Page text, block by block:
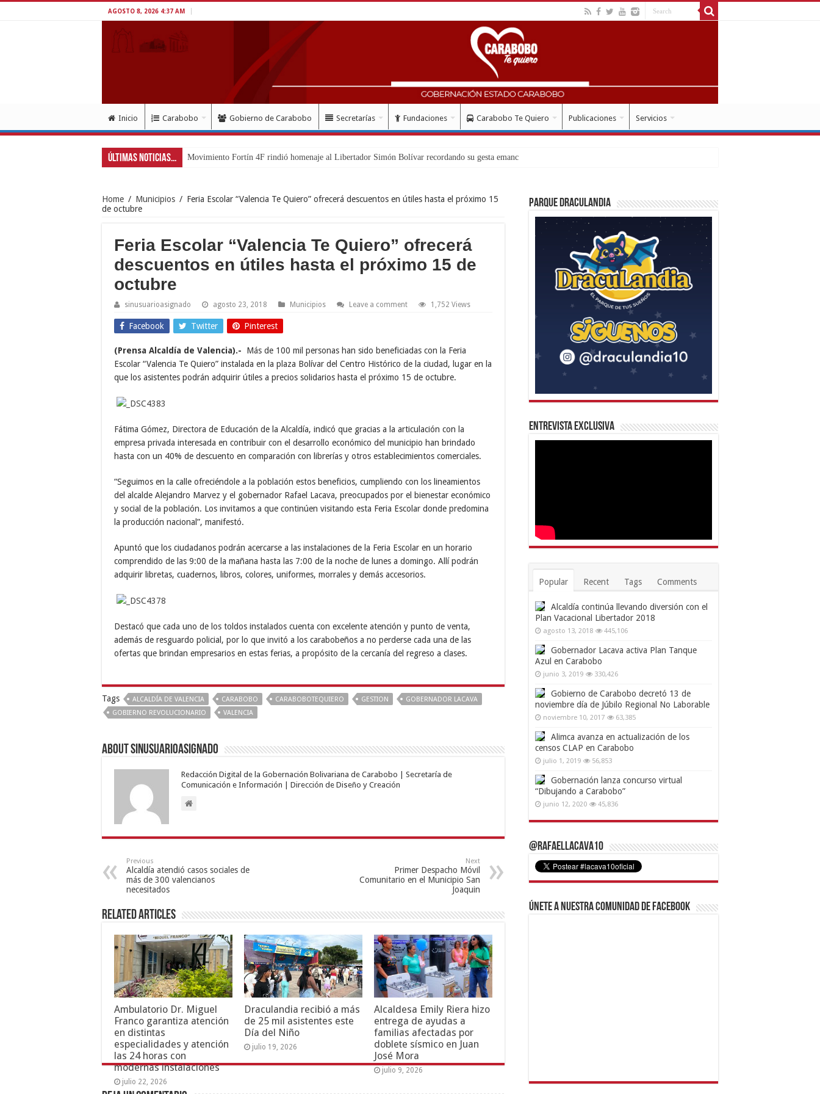
AGOSTO 8, 2026 4:37 AM
Inicio Carabobo Gobierno de Carabobo Secretarías Fundaciones Carabobo Te Quiero Publicaciones Servicios
Últimas Noticias... Exitoso despliegue de salud c
Home / Municipios / Feria Escolar “Valencia Te Quiero” ofrecerá descuentos en útiles hasta el próximo 15
de octubre
Feria Escolar “Valencia Te Quiero” ofrecerá
descuentos en útiles hasta el próximo 15 de
octubre
sinusuarioasignado agosto 23, 2018 Municipios Leave a comment 1,752 Views
Facebook Twitter Pinterest
(Prensa Alcaldía de Valencia).- Más de 100 mil personas han sido beneficiadas con la Feria
Escolar “Valencia Te Quiero” instalada en la plaza Bolívar del Centro Histórico de la ciudad, lugar en la
que los asistentes podrán adquirir útiles a precios solidarios hasta el próximo 15 de octubre.
Fátima Gómez, Directora de Educación de la Alcaldía, indicó que gracias a la articulación con la
empresa privada interesada en contribuir con el desarrollo económico del municipio han brindado
hasta con un 40% de descuento en comparación con librerías y otros establecimientos comerciales.
“Seguimos en la calle ofreciéndole a la población estos beneficios, cumpliendo con los lineamientos
del alcalde Alejandro Marvez y el gobernador Rafael Lacava, preocupados por el bienestar económico
y social de la población. Los invitamos a que continúen visitando esta Feria Escolar donde predomina
la producción nacional”, manifestó.
Apuntó que los ciudadanos podrán acercarse a las instalaciones de la Feria Escolar en un horario
comprendido de las 9:00 de la mañana hasta las 7:00 de la noche de lunes a domingo. Allí podrán
adquirir libretas, cuadernos, libros, colores, uniformes, morrales y demás accesorios.
Destacó que cada uno de los toldos instalados cuenta con excelente atención y punto de venta,
además de resguardo policial, por lo que invitó a los carabobeños a no perderse cada una de las
ofertas que brindan empresarios en estas ferias, a propósito de la cercanía del regreso a clases.
Tags ALCALDÍA DE VALENCIA CARABOBO CARABOBOTEQUIERO GESTION
GOBERNADOR LACAVA
GOBIERNO REVOLUCIONARIO
VALENCIA
About sinusuarioasignado
Redacción Digital de la Gobernación Bolivariana de Carabobo | Secretaría de
Comunicación e Información | Dirección de Diseño y Creación
Previous
Alcaldía atendió casos sociales de
más de 300 valencianos
necesitados
Next
Primer Despacho Móvil
Comunitario en el Municipio San
Joaquin
Related Articles
Ambulatorio Dr. Miguel
Franco garantiza atención
en distintas
especialidades y atención
las 24 horas con
modernas instalaciones
julio 22, 2026
Draculandia recibió a más
de 25 mil asistentes este
Día del Niño
julio 19, 2026
Alcaldesa Emily Riera hizo
entrega de ayudas a
familias afectadas por
doblete sísmico en Juan
José Mora
julio 9, 2026
Parque Draculandia
Entrevista Exclusiva
Popular Recent Tags Comments
Alcaldía continúa llevando diversión con el
Plan Vacacional Libertador 2018
agosto 13, 2018 445,106
Gobernador Lacava activa Plan Tanque
Azul en Carabobo
junio 3, 2019 330,426
Gobierno de Carabobo decretó 13 de
noviembre día de Júbilo Regional No Laborable
noviembre 10, 2017 63,385
Alimca avanza en actualización de los
censos CLAP en Carabobo
julio 1, 2019 56,853
Gobernación lanza concurso virtual
“Dibujando a Carabobo”
junio 12, 2020 45,836
@RafaelLacava10
Únete a nuestra comunidad de Facebook